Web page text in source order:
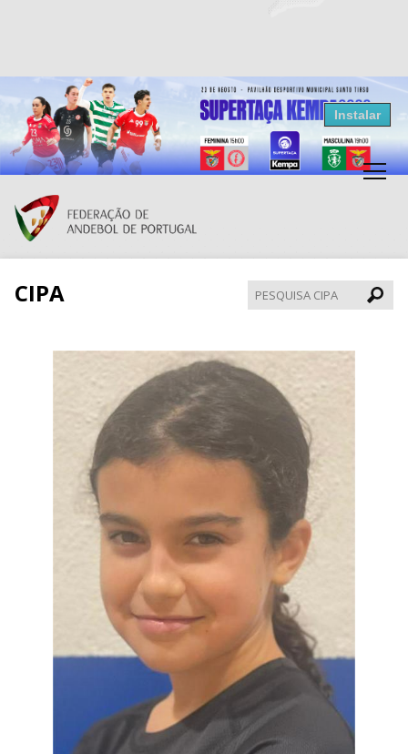
Resultados Andebol
Federação de Andebol de Portugal
Grátis - Disponivel na Play Store
Instalar
CIPA
CIPA